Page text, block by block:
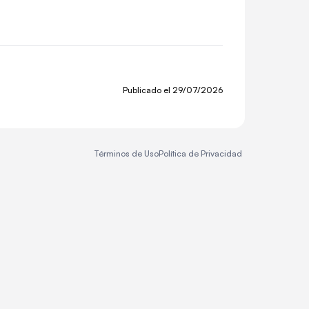
Publicado el 29/07/2026
Términos de UsoPolítica de Privacidad